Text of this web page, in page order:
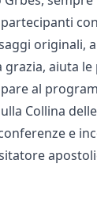
originali,
grazia, aiuta
al
Collina
e